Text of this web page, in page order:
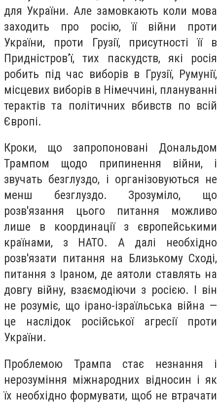
для України. Але замовкають коли мова
заходить про росію, її війни проти
України, проти Грузії, присутності її в
Придністров’ї, тих паскудств, які росія
робить під час виборів в Грузії, Румунії,
місцевих виборів в Німеччині, плануванні
терактів та політичних вбивств по всій
Європі.
Кроки, що запропоновані Дональдом
Трампом щодо припинення війни, і
звучать безглуздо, і організовуються не
менш безглуздо. Зрозуміло, що
розв'язання цього питання можливо
лише в координації з європейськими
країнами, з НАТО. А далі необхідно
розв'язати питання на Близькому Сході,
питання з Іраном, де аятоли ставлять на
довгу війну, взаємодіючи з росією. І він
не розуміє, що ірано-ізраїльська війна —
це наслідок російської агресії проти
України.
Проблемою Трампа стає незнання і
нерозуміння міжнародних відносин і як
їх необхідно формувати, щоб не втрачати